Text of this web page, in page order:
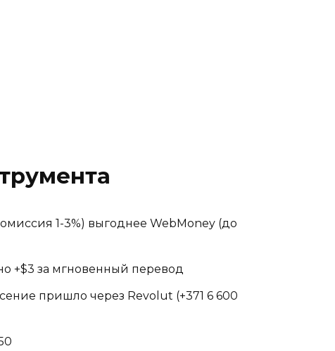
1-3%) выгоднее WebMoney (до
+$3 за мгновенный перевод
пришло через Revolut (+371 6 600